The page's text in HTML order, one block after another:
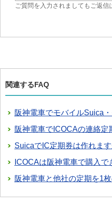
ご質問を入力されましてもご返信
関連するFAQ
阪神電車でモバイルSuica
阪神電車でICOCAの連絡定
SuicaでIC定期券は作れま
ICOCAは阪神電車で購入で
阪神電車と他社の定期を1